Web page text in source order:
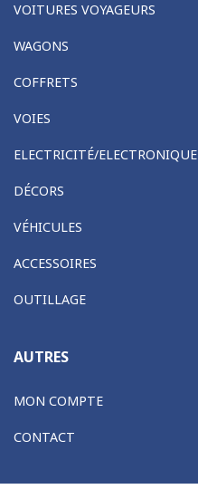
VOITURES VOYAGEURS
WAGONS
COFFRETS
VOIES
ELECTRICITÉ/ELECTRONIQUE
DÉCORS
VÉHICULES
ACCESSOIRES
OUTILLAGE
AUTRES
MON COMPTE
CONTACT